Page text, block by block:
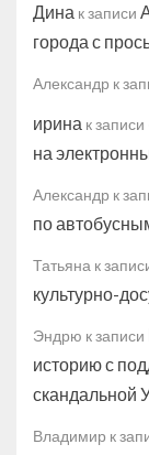
Дина к записи
города с
Александр к
ирина к записи
на
Александр к
по
Татьяна к
культурно-
Эндрю к записи
историю с
скандальной
Владимир к